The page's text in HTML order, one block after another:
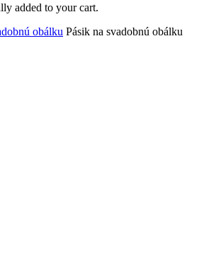
added to your cart.
obálku Pásik na svadobnú obálku